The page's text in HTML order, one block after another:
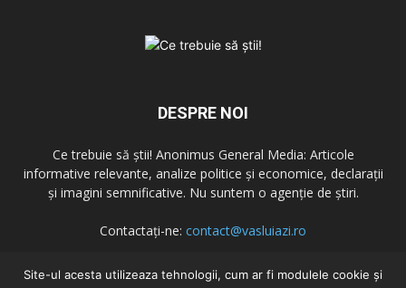
DESPRE NOI
Ce trebuie să știi! Anonimus General Media: Articole
informative relevante, analize politice și economice, declarații
și imagini semnificative. Nu suntem o agenție de știri.
Contactați-ne: contact@vasluiazi.ro
Site-ul acesta utilizeaza tehnologii, cum ar fi modulele cookie și